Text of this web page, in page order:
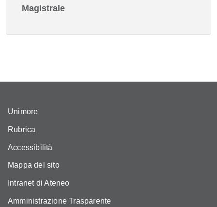
Magistrale
Unimore
Rubrica
Accessibilità
Mappa del sito
Intranet di Ateneo
Amministrazione Trasparente